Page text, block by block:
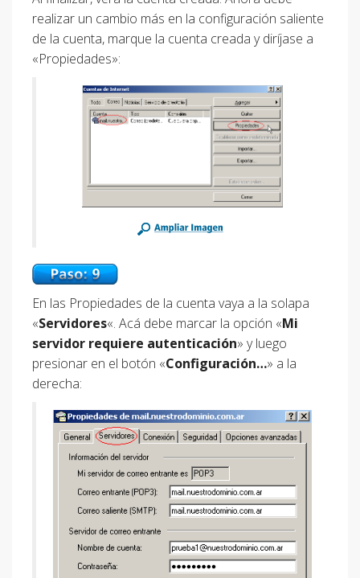
realizar un cambio más en la configuración saliente
de la cuenta, marque la cuenta creada y diríjase a
«Propiedades»:
En las Propiedades de la cuenta vaya a la solapa
«Servidores«. Acá debe marcar la opción «Mi
servidor requiere autenticación» y luego
presionar en el botón «Configuración…» a la
derecha: